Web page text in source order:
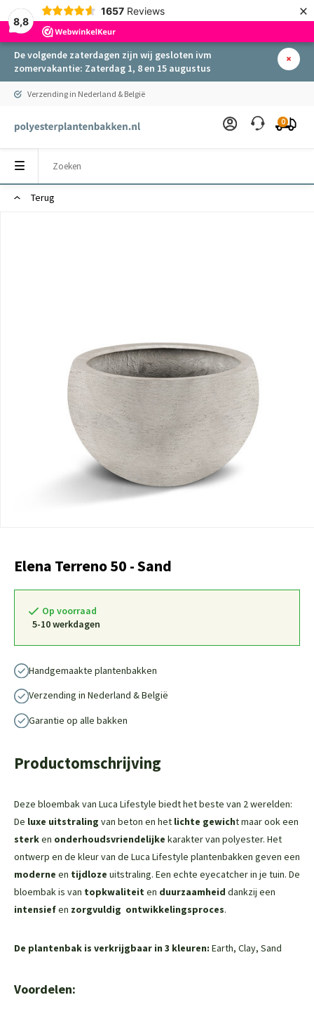
8,8
1657 Reviews ×
De volgende zaterdagen zijn wij gesloten ivm
zomervakantie: Zaterdag 1, 8 en 15 augustus
Verzending in Nederland & België
0
Terug
Elena Terreno 50 - Sand
Op voorraad
5-10 werkdagen
Handgemaakte plantenbakken
Verzending in Nederland & België
Garantie op alle bakken
Productomschrijving
Deze bloembak van Luca Lifestyle biedt het beste van 2 werelden:
De luxe uitstraling van beton en het lichte gewicht maar ook een
sterken onderhoudsvriendelijke karakter van polyester. Het
ontwerp en de kleur van de Luca Lifestyle plantenbakken geven een
moderne en tijdloze uitstraling. Een echte eyecatcher in je tuin. De
bloembak is van topkwaliteit en duurzaamheid dankzij een
intensiefen zorgvuldig ontwikkelingsproces.
De plantenbak is verkrijgbaar in 3 kleuren: Earth, Clay, Sand
Voordelen: